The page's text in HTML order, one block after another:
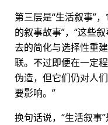
第三层是“生活叙事”
的叙事故事”，“这些
去的简化与选择性重
联。不过即便在一定
伪造，但它们仍对人
要影响。”
换句话说，“生活叙事